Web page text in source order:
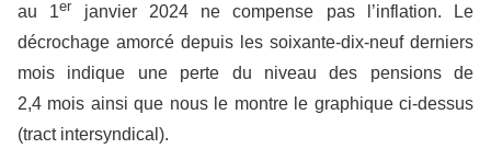
au 1er janvier 2024 ne compense pas l’inflation. Le
décrochage amorcé depuis les soixante-dix-neuf derniers
mois indique une perte du niveau des pensions de
2,4 mois ainsi que nous le montre le graphique ci-dessus
(tract intersyndical).